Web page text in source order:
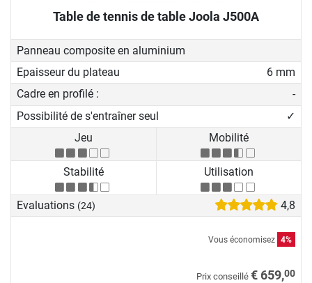
Table de tennis de table Joola J500A
Panneau composite en aluminium
Epaisseur du plateau
6 mm
Cadre en profilé :
-
Possibilité de s'entraîner seul
✓
Jeu
Mobilité
Stabilité Utilisation
Evaluations (24) 4,8
Vous économisez 4%
Prix conseillé € 659,00